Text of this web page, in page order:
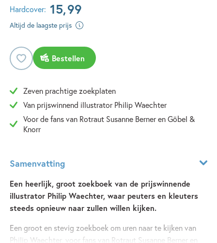
Hardcover: 15,99
Altijd de laagste prijs
Bestellen
Zeven prachtige zoekplaten
Van prijswinnend illustrator Philip Waechter
Voor de fans van Rotraut Susanne Berner en Göbel &
Knorr
Samenvatting
Een heerlijk, groot zoekboek van de prijswinnende
illustrator Philip Waechter, waar peuters en kleuters
steeds opnieuw naar zullen willen kijken.
Een groot en stevig zoekboek om uren naar te kijken van
Philip Waechter, voor fans van Rotraut Susanne Berner en